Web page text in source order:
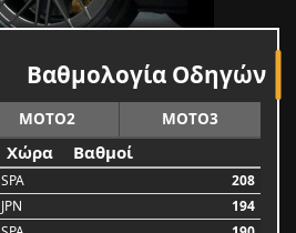
Βαθμολογία Οδηγών
MOTO2 MOTO3
Χώρα Βαθμοί
SPA
208
JPN
194